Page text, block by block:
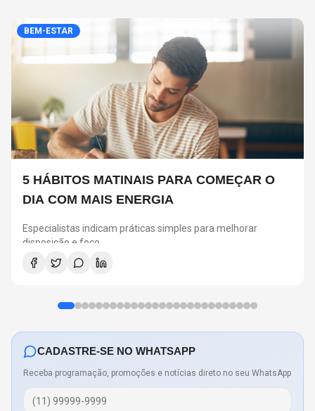
BEM-ESTAR
5 HÁBITOS MATINAIS PARA COMEÇAR O
DIA COM MAIS ENERGIA
Especialistas indicam práticas simples para melhorar
disposição e foco
CADASTRE-SE NO WHATSAPP
Receba programação, promoções e notícias direto no seu WhatsApp